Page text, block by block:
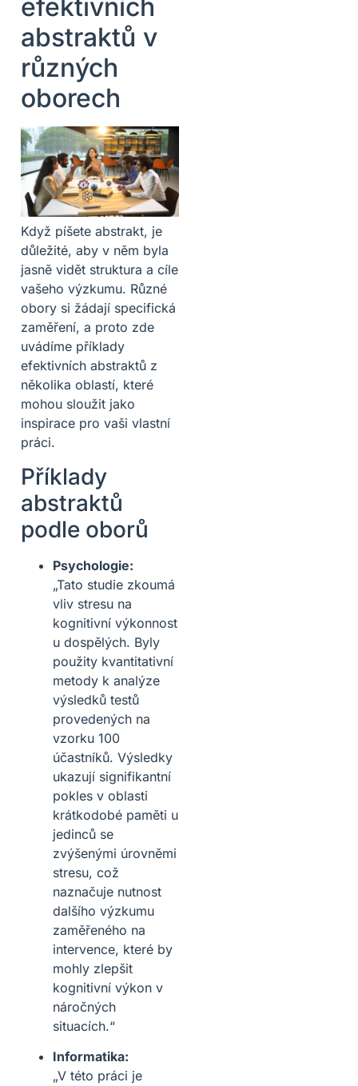
efektivních
abstraktů v
různých
oborech
Když píšete abstrakt, je
důležité, aby v něm byla
jasně vidět struktura a cíle
vašeho výzkumu. Různé
obory si žádají specifická
zaměření, a proto zde
uvádíme příklady
efektivních abstraktů z
několika oblastí, které
mohou sloužit jako
inspirace pro vaši vlastní
práci.
Příklady
abstraktů
podle oborů
Psychologie:
„Tato studie zkoumá
vliv stresu na
kognitivní výkonnost
u dospělých. Byly
použity kvantitativní
metody k analýze
výsledků testů
provedených na
vzorku 100
účastníků. Výsledky
ukazují signifikantní
pokles v oblasti
krátkodobé paměti u
jedinců se
zvýšenými úrovněmi
stresu, což
naznačuje nutnost
dalšího výzkumu
zaměřeného na
intervence, které by
mohly zlepšit
kognitivní výkon v
náročných
situacích.“
Informatika:
„V této práci je